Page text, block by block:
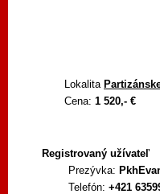
Lokalita
Cena: 1 520,- €
Registrovaný užívateľ
Prezývka:
Telefón: +421